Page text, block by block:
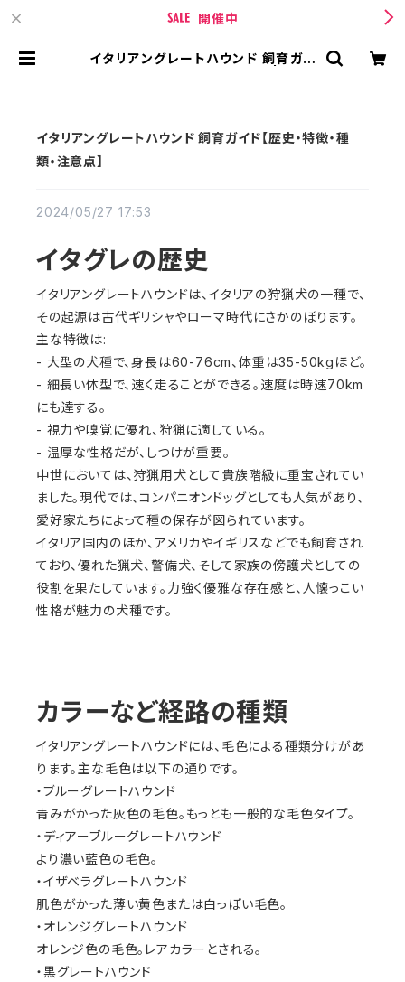
開催中
イタリアングレートハウンド 飼育ガイ
イタリアングレートハウンド 飼育ガイド【歴史・特徴・種
類・注意点】
2024/05/27 17:53
イタグレの歴史
イタリアングレートハウンドは、イタリアの狩猟犬の一種で、
その起源は古代ギリシャやローマ時代にさかのぼります。
主な特徴は:
- 大型の犬種で、身長は60-76cm、体重は35-50kgほど。
- 細長い体型で、速く走ることができる。速度は時速70km
にも達する。
- 視力や嗅覚に優れ、狩猟に適している。
- 温厚な性格だが、しつけが重要。
中世においては、狩猟用犬として貴族階級に重宝されてい
ました。現代では、コンパニオンドッグとしても人気があり、
愛好家たちによって種の保存が図られています。
イタリア国内のほか、アメリカやイギリスなどでも飼育され
ており、優れた猟犬、警備犬、そして家族の傍護犬としての
役割を果たしています。力強く優雅な存在感と、人懐っこい
性格が魅力の犬種です。
カラーなど経路の種類
イタリアングレートハウンドには、毛色による種類分けがあ
ります。主な毛色は以下の通りです。
・ブルーグレートハウンド
青みがかった灰色の毛色。もっとも一般的な毛色タイプ。
・ディアーブルーグレートハウンド
より濃い藍色の毛色。
・イザベラグレートハウンド
肌色がかった薄い黄色または白っぽい毛色。
・オレンジグレートハウンド
オレンジ色の毛色。レアカラーとされる。
・黒グレートハウンド